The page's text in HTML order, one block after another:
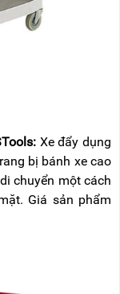
Xe đẩy dụng
bị bánh xe cao
chuyển một cách
Giá sản phẩm